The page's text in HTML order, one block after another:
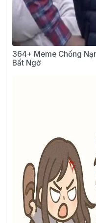
364+ Meme Chống
Bất Ngờ